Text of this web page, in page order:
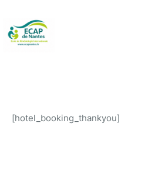
[hotel_booking_thankyou]